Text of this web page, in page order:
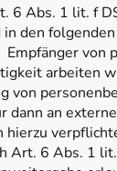
6 Abs. 1 lit. f
den
Empfänger von
arbeiten
von
dann an
Art. 6 Abs. 1